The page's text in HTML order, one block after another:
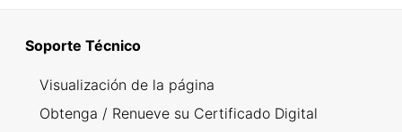
Soporte Técnico
Visualización de la página
Obtenga / Renueve su Certificado Digital